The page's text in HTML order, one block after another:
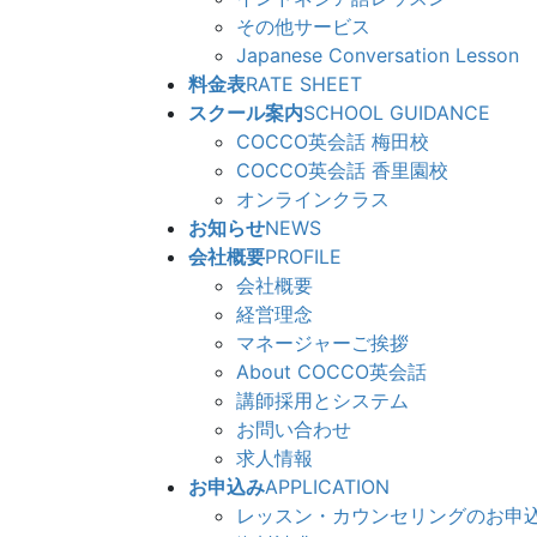
その他サービス
Japanese Conversation Lesson
料金表RATE SHEET
スクール案内SCHOOL GUIDANCE
COCCO英会話 梅田校
COCCO英会話 香里園校
オンラインクラス
お知らせNEWS
会社概要PROFILE
会社概要
経営理念
マネージャーご挨拶
About COCCO英会話
講師採用とシステム
お問い合わせ
求人情報
お申込みAPPLICATION
レッスン・カウンセリングのお申